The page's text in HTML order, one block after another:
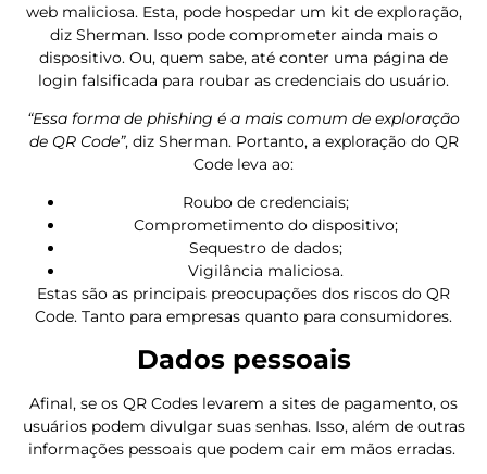
web maliciosa. Esta, pode hospedar um kit de exploração,
diz Sherman. Isso pode comprometer ainda mais o
dispositivo. Ou, quem sabe, até conter uma página de
login falsificada para roubar as credenciais do usuário.
“Essa forma de phishing é a mais comum de exploração
de QR Code”, diz Sherman. Portanto, a exploração do QR
Code leva ao:
Roubo de credenciais;
Comprometimento do dispositivo;
Sequestro de dados;
Vigilância maliciosa.
Estas são as principais preocupações dos riscos do QR
Code. Tanto para empresas quanto para consumidores.
Dados pessoais
Afinal, se os QR Codes levarem a sites de pagamento, os
usuários podem divulgar suas senhas. Isso, além de outras
informações pessoais que podem cair em mãos erradas.